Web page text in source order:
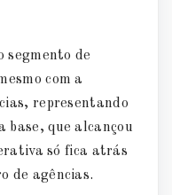
segmento de
com a
representando
base, que alcançou
só fica atrás
de agências.